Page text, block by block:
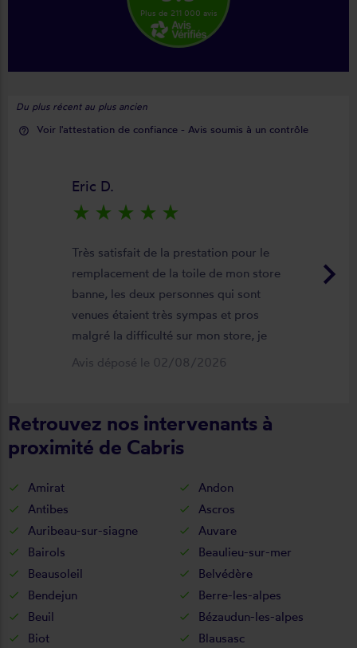
Plus de 211 000 avis
Du plus récent au plus ancien
help_outline Voir l'attestation de confiance - Avis soumis à un contrôle
keyboard_arrow_right
Eric D.
star_rate star_rate star_rate star_rate star_rate
Très satisfait de la prestation pour le
remplacement de la toile de mon store
banne, les deux personnes qui sont
venues étaient très sympas et pros
malgré la difficulté sur mon store, je
suis satisfait du résultat et du
de la pose je recommande ????
Avis déposé le 02/08/2026
Retrouvez nos intervenants à
proximité de Cabris
Amirat
Andon
Antibes
Ascros
Auribeau-sur-siagne
Auvare
Bairols
Beaulieu-sur-mer
Beausoleil
Belvédère
Bendejun
Berre-les-alpes
Beuil
Bézaudun-les-alpes
Biot
Blausasc